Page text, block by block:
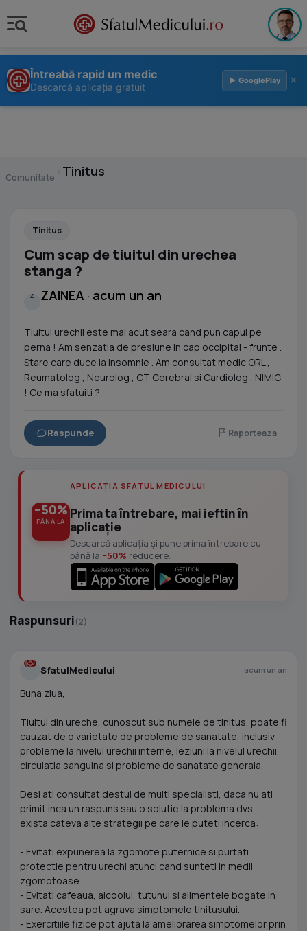
Întreabă rapid un medic
Descarcă aplicația gratuit
▶ GooglePlay ×
Comunitate Tinitus
Tinitus
Cum scap de tiuitul din urechea
stanga ?
Z ZAINEA · acum un an
Tiuitul urechii este mai acut seara cand pun capul pe
perna ! Am senzatia de presiune in cap occipital - frunte .
Stare care duce la insomnie . Am consultat medic ORL ,
Reumatolog , Neurolog , CT Cerebral si Cardiolog , NIMIC
! Ce ma sfatuiti ?
Raspunde Raporteaza
−50%
PÂNĂ LA
APLICAȚIA SFATUL MEDICULUI
Prima ta întrebare, mai ieftin în
aplicație
Descarcă aplicația și pune prima întrebare cu
până la −50% reducere.
Raspunsuri(2)
SfatulMedicului acum un an
Buna ziua,
Tiuitul din ureche, cunoscut sub numele de tinitus, poate fi
cauzat de o varietate de probleme de sanatate, inclusiv
probleme la nivelul urechii interne, leziuni la nivelul urechii,
circulatia sanguina si probleme de sanatate generala.
Desi ati consultat destul de multi specialisti, daca nu ati
primit inca un raspuns sau o solutie la problema dvs.,
exista cateva alte strategii pe care le puteti incerca:
- Evitati expunerea la zgomote puternice si purtati
protectie pentru urechi atunci cand sunteti in medii
zgomotoase.
- Evitati cafeaua, alcoolul, tutunul si alimentele bogate in
sare. Acestea pot agrava simptomele tinitusului.
- Exercitiile fizice pot ajuta la ameliorarea simptomelor prin